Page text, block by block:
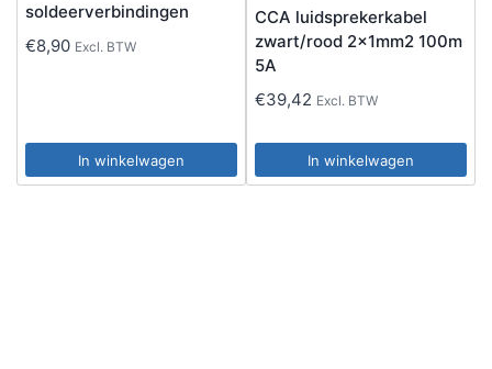
soldeerverbindingen
€8,90 Excl. BTW
In winkelwagen
CCA luidsprekerkabel
zwart/rood 2x1mm2 100m
5A
€39,42 Excl. BTW
In winkelwagen